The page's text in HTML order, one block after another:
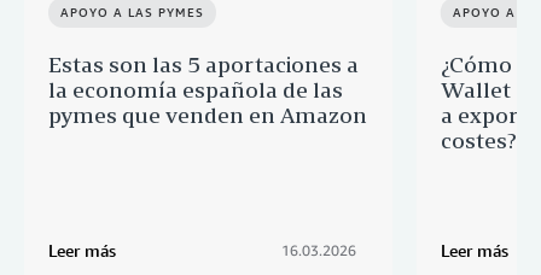
APOYO A LAS PYMES
Estas son las 5 aportaciones a
la economía española de las
pymes que venden en Amazon
Leer más 16.03.2026
APOYO A
¿Cómo
Wallet a
a
costes?
Leer más